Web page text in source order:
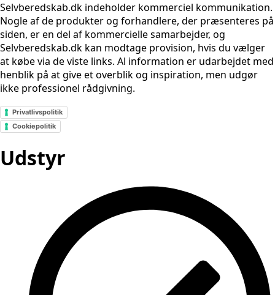
Selvberedskab.dk indeholder kommerciel kommunikation.
Nogle af de produkter og forhandlere, der præsenteres på
siden, er en del af kommercielle samarbejder, og
Selvberedskab.dk kan modtage provision, hvis du vælger
at købe via de viste links. Al information er udarbejdet med
henblik på at give et overblik og inspiration, men udgør
ikke professionel rådgivning.
Privatlivspolitik
Cookiepolitik
Udstyr